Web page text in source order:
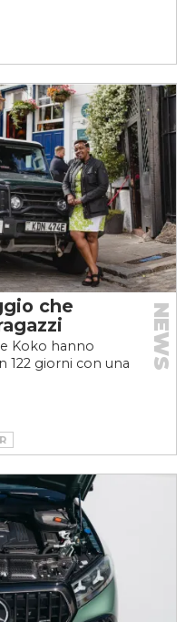
che
Koko hanno
122 giorni con una
NEWS